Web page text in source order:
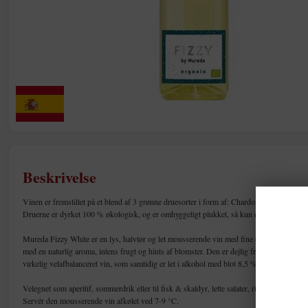
Beskrivelse
Vinen er fremstillet på et blend af 3 grønne druesorter i form af: Chardonnay,
Druerne er dyrket 100 % økologisk, og er omhyggeligt plukket, så kun de bedste druer
Mureda Fizzy White er en lys, halvtør og let mousserende vin med fine og delikate
med en naturlig aroma, intens frugt og hints af blomster. Den er dejlig frugtig samt
virkelig velafbalanceret vin, som samtidig er let i alkohol med blot 8,5 %, som gør den
Velegnet som aperitif, sommerdrik eller til fisk & skaldyr, lette salater, risretter, det
Servér den mousserende vin afkølet ved 7-9 °C.